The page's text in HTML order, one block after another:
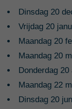
Dinsdag 20
Vrijdag 20
Maandag 20
Maandag 20
Donderdag
Maandag 22
Dinsdag 20